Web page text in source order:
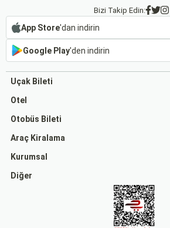
Bizi Takip Edin:
App Store'dan indirin
Google Play'den indirin
Uçak Bileti
Otel
Otobüs Bileti
Araç Kiralama
Kurumsal
Diğer